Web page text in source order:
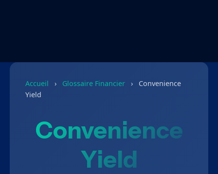
Accueil › Glossaire Financier ›
Convenience
Yield
Convenience
Yield